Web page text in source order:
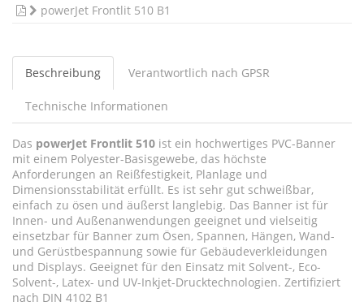
powerJet Frontlit 510 B1
Beschreibung Verantwortlich nach GPSR
Technische Informationen
Das powerJet Frontlit 510 ist ein hochwertiges PVC-Banner
mit einem Polyester-Basisgewebe, das höchste
Anforderungen an Reißfestigkeit, Planlage und
Dimensionsstabilität erfüllt. Es ist sehr gut schweißbar,
einfach zu ösen und äußerst langlebig. Das Banner ist für
Innen- und Außenanwendungen geeignet und vielseitig
einsetzbar für Banner zum Ösen, Spannen, Hängen, Wand-
und Gerüstbespannung sowie für Gebäudeverkleidungen
und Displays. Geeignet für den Einsatz mit Solvent-, Eco-
Solvent-, Latex- und UV-Inkjet-Drucktechnologien. Zertifiziert
nach DIN 4102 B1